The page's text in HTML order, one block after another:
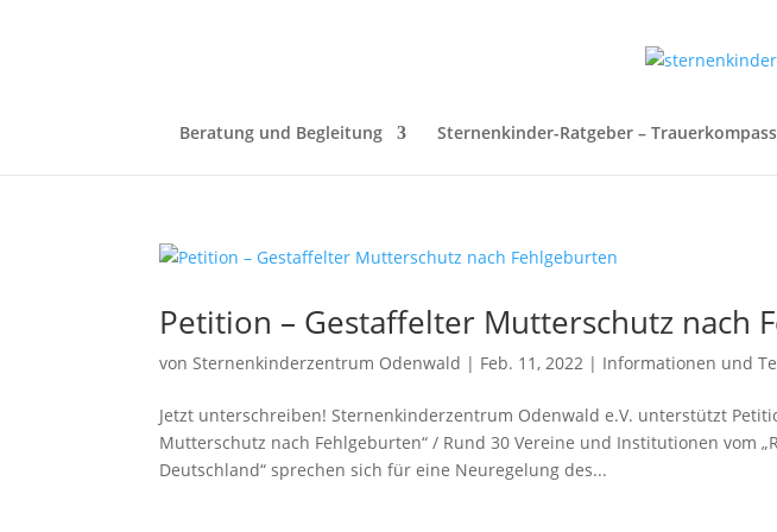
Beratung und Begleitung Sternenkinder-Ratgeber – Trauerkompass
Petition – Gestaffelter Mutterschutz nach
vonSternenkinderzentrum Odenwald | Feb. 11, 2022 | Informationen und
Jetzt unterschreiben! Sternenkinderzentrum Odenwald e.V. unterstützt
Mutterschutz nach Fehlgeburten“ / Rund 30 Vereine und Institutionen vom
Deutschland“ sprechen sich für eine Neuregelung des...